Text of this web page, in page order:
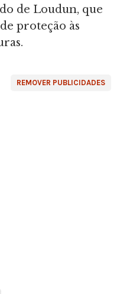
de Loudun, que
proteção às
REMOVER PUBLICIDADES